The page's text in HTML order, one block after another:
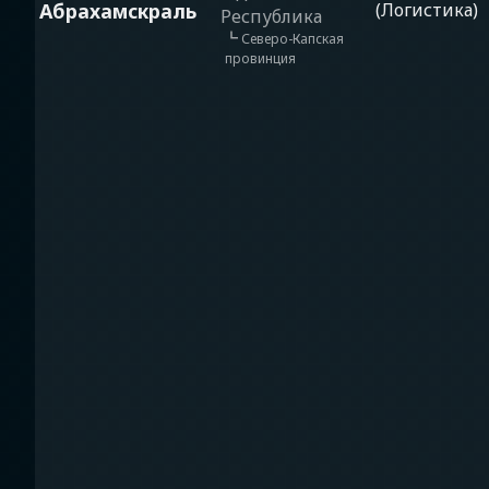
Абрахамскраль
Республика
┗ Северо-Капская
провинция
(Логистика)